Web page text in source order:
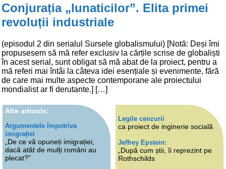
Conjurația „lunaticilor”. Elita primei
revoluții industriale
(episodul 2 din serialul Sursele globalismului) [Notă: Deși îmi
propusesem să mă refer exclusiv la cărțile scrise de globaliști
în acest serial, sunt obligat să mă abat de la proiect, pentru a
mă referi mai întâi la câteva idei esențiale și evenimente, fără
de care mai multe aspecte contemporane ale proiectului
mondialist ar fi derutante.] […]
Alte articole:
Argumentele împotriva
imigrației
„De ce vă opuneți imigrației,
dacă atât de mulți români au
plecat?”
Legile cenzurii
ca proiect de inginerie socială
Jeffrey Epstein:
„După cum știi, îi reprezint pe
Rothschilds